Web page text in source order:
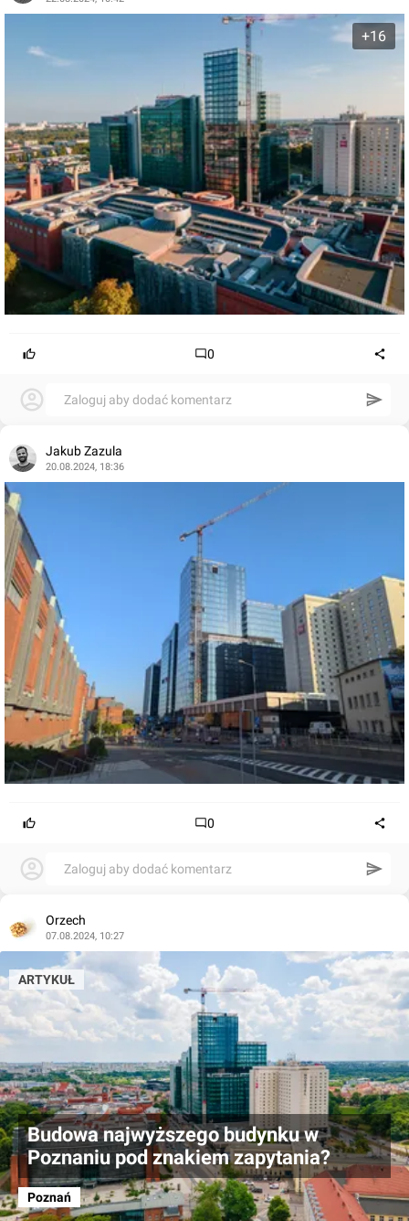
+16
0
Zaloguj aby dodać komentarz
Jakub Zazula
20.08.2024, 18:36
0
Zaloguj aby dodać komentarz
Orzech
07.08.2024, 10:27
Budowa najwyższego budynku w
Poznaniu pod znakiem zapytania?
Poznań
ARTYKUŁ